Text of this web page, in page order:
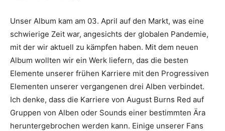
Unser Album kam am 03. April auf den Markt, was eine
schwierige Zeit war, angesichts der globalen Pandemie,
mit der wir aktuell zu kämpfen haben. Mit dem neuen
Album wollten wir ein Werk liefern, das die besten
Elemente unserer frühen Karriere mit den Progressiven
Elementen unserer vergangenen drei Alben verbindet.
Ich denke, dass die Karriere von August Burns Red auf
Gruppen von Alben oder Sounds einer bestimmten Ära
heruntergebrochen werden kann. Einige unserer Fans